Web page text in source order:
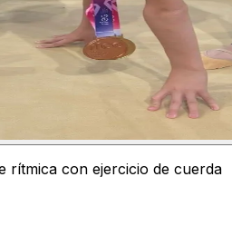
rítmica con ejercicio de cuerda